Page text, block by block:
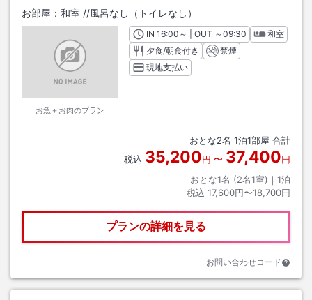
お部屋： 和室 //風呂なし（トイレなし）
お魚＋お肉のプラン
INチェックイン
16:00 ～ | OUT チェックアウト
～09:30
和室
夕食/朝食付き
禁煙
現地支払い
おとな2名 1泊1部屋 合計
税込 35,200円 〜 37,400円
おとな1名 (2名1室)｜ 1泊
税込 17,600円〜18,700円
プランの詳細を見る
お問い合わせコード